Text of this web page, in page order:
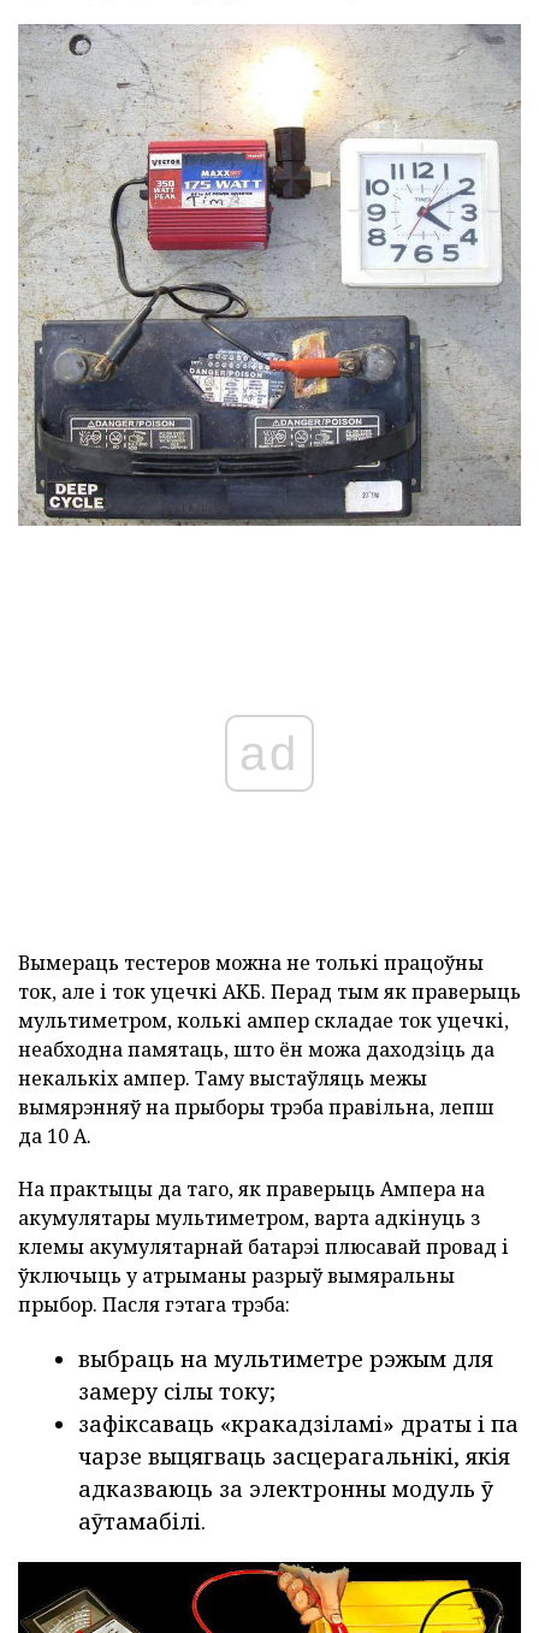
ad
Вымераць тестеров можна не толькі працоўны
ток, але і ток уцечкі АКБ. Перад тым як праверыць
мультиметром, колькі ампер складае ток уцечкі,
неабходна памятаць, што ён можа даходзіць да
некалькіх ампер. Таму выстаўляць межы
вымярэнняў на прыборы трэба правільна, лепш
да 10 А.
На практыцы да таго, як праверыць Ампера на
акумулятары мультиметром, варта адкінуць з
клемы акумулятарнай батарэі плюсавай провад і
ўключыць у атрыманы разрыў вымяральны
прыбор. Пасля гэтага трэба:
выбраць на мультиметре рэжым для
замеру сілы току;
зафіксаваць «кракадзіламі» драты і па
чарзе выцягваць засцерагальнікі, якія
адказваюць за электронны модуль ў
аўтамабілі.